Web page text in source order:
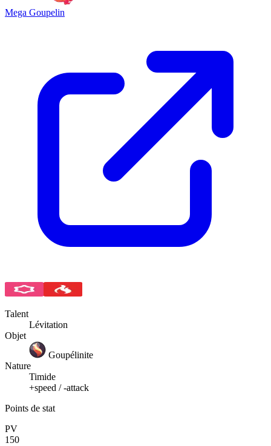
Mega Goupelin
Talent
Lévitation
Objet
Goupélinite
Nature
Timide
+speed / -attack
Points de stat
PV
150